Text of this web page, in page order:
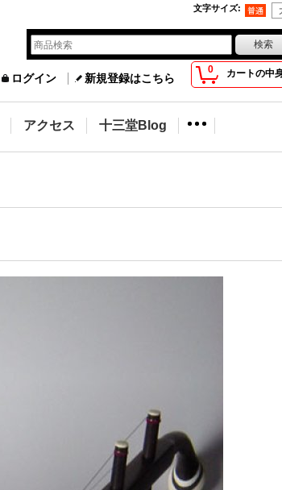
文字サイズ:
0 カートの中
ログイン 新規登録はこちら
アクセス 十三堂Blog